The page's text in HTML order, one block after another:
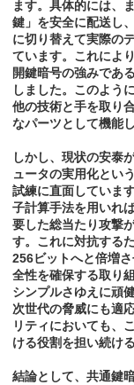
ます。具体的には、
鍵」を安全に配送し
に切り替えて実際の
ています。これによ
開鍵暗号の強みであ
しました。このよう
他の技術と手を取り
なパーツとして機能
しかし、現状の安泰
ュータの実用化とい
試練に直面していま
子計算手法を用いれ
要した総当たり攻撃
す。これに対抗する
256ビットへと倍増
全性を確保する取り
シンプルさゆえに頑
次世代の脅威にも適
リティにおいても、
ける役割を担い続け
結論として、共通鍵